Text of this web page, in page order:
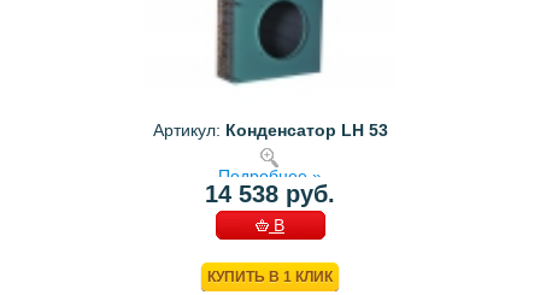
Артикул: Конденсатор LH 53
Подробнее »
14 538 руб.
В
КУПИТЬ В 1 КЛИК